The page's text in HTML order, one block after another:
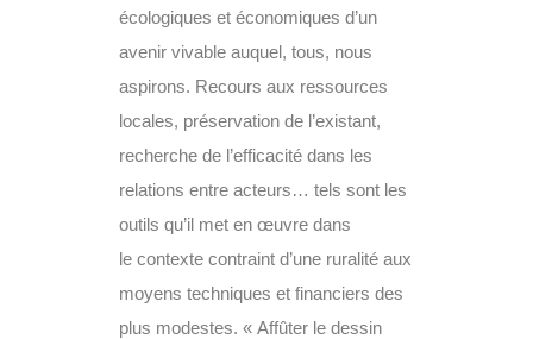
écologiques et économiques d’un
avenir vivable auquel, tous, nous
aspirons. Recours aux ressources
locales, préservation de l’existant,
recherche de l’efficacité dans les
relations entre acteurs… tels sont les
outils qu’il met en œuvre dans
le contexte contraint d’une ruralité aux
moyens techniques et financiers des
plus modestes. « Affûter le dessin